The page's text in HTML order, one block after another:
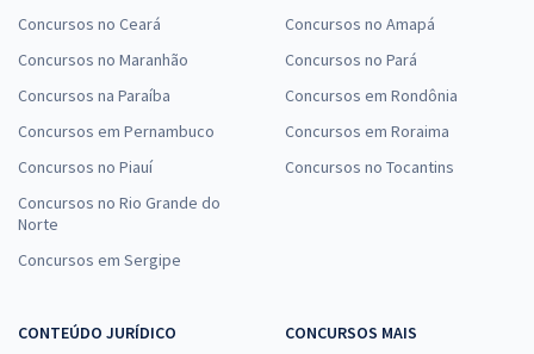
Concursos no Ceará
Concursos no Maranhão
Concursos na Paraíba
Concursos em Pernambuco
Concursos no Piauí
Concursos no Rio Grande do
Norte
Concursos em Sergipe
Concursos no Amapá
Concursos no Pará
Concursos em Rondônia
Concursos em Roraima
Concursos no Tocantins
CONTEÚDO JURÍDICO
CONCURSOS MAIS